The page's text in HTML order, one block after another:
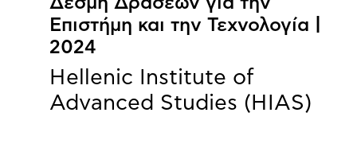
Επιστήμη και την Τεχνολογία |
2024
Hellenic Institute of
Advanced Studies (HIAS)